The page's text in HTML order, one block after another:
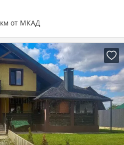
3 км от МКАД